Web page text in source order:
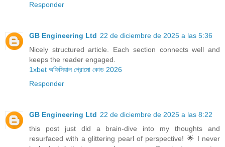
Responder
GB Engineering Ltd 22 de diciembre de 2025 a las 5:36
Nicely structured article. Each section connects well and
keeps the reader engaged.
1xbet অফিসিয়াল প্রোমো কোড 2026
Responder
GB Engineering Ltd 22 de diciembre de 2025 a las 8:22
this post just did a brain-dive into my thoughts and
resurfaced with a glittering pearl of perspective! 🌟 I never